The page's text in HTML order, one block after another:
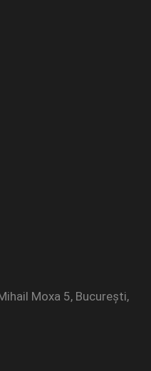
Moxa 5, București,